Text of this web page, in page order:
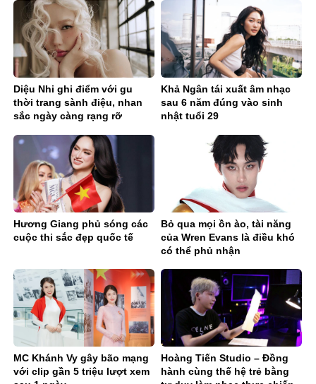
Diệu Nhi ghi điểm với gu
thời trang sành điệu, nhan
sắc ngày càng rạng rỡ
Khả Ngân tái xuất âm nhạc
sau 6 năm đúng vào sinh
nhật tuổi 29
Hương Giang phủ sóng các
cuộc thi sắc đẹp quốc tế
Bỏ qua mọi ồn ào, tài năng
của Wren Evans là điều khó
có thể phủ nhận
MC Khánh Vy gây bão mạng
với clip gần 5 triệu lượt xem
Hoàng Tiến Studio – Đồng
hành cùng thế hệ trẻ bằng